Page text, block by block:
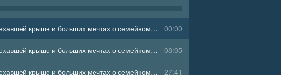
00:00
Страсти по лаванде. Пронизанные оптимизмом истории о лавандовой ферме, поехавшей крыше и больших мечтах о семейном счастье 01
08:05
Страсти по лаванде. Пронизанные оптимизмом истории о лавандовой ферме, поехавшей крыше и больших мечтах о семейном счастье 02
27:41
Страсти по лаванде. Пронизанные оптимизмом истории о лавандовой ферме, поехавшей крыше и больших мечтах о семейном счастье 03